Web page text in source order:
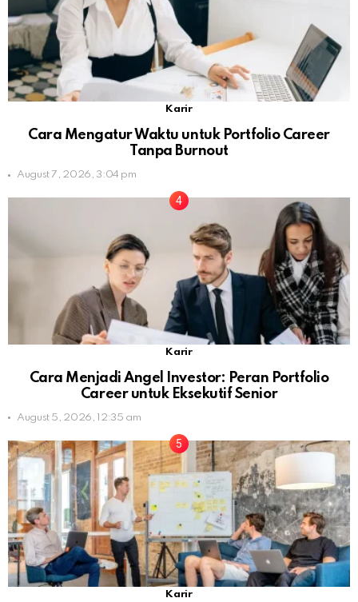
Karir
Cara Mengatur Waktu untuk Portfolio Career
Tanpa Burnout
August 7, 2026, 3:04 pm
Karir
Cara Menjadi Angel Investor: Peran Portfolio
Career untuk Eksekutif Senior
August 5, 2026, 12:35 am
Karir